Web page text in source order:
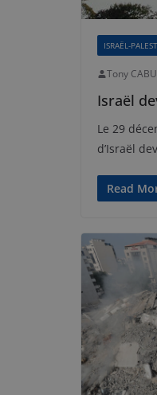
ISRAËL-
Tony
Israël
Le 29
d’Israël
Read